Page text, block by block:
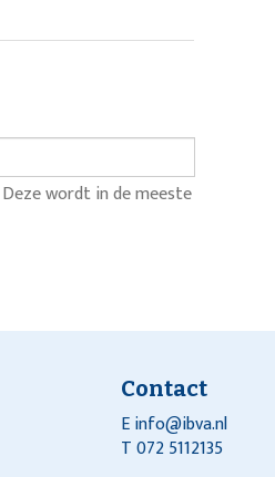
wordt in de meeste
Contact
Einfo@ibva.nl
T 072 5112135